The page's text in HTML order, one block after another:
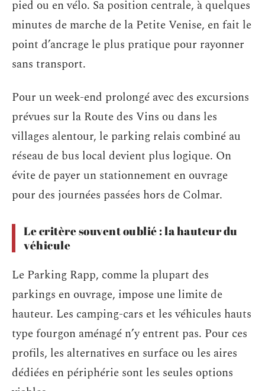
pied ou en vélo. Sa position centrale, à quelques
minutes de marche de la Petite Venise, en fait le
point d’ancrage le plus pratique pour rayonner
sans transport.
Pour un week-end prolongé avec des excursions
prévues sur la Route des Vins ou dans les
villages alentour, le parking relais combiné au
réseau de bus local devient plus logique. On
évite de payer un stationnement en ouvrage
pour des journées passées hors de Colmar.
Le critère souvent oublié : la hauteur du
véhicule
Le Parking Rapp, comme la plupart des
parkings en ouvrage, impose une limite de
hauteur. Les camping-cars et les véhicules hauts
type fourgon aménagé n’y entrent pas. Pour ces
profils, les alternatives en surface ou les aires
dédiées en périphérie sont les seules options